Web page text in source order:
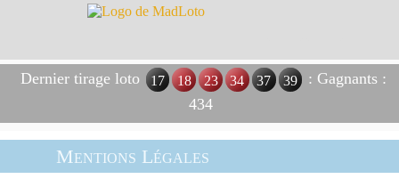
Dernier tirage loto 17 18 23 34 37 39
: Gagnants :
434
Mentions Légales